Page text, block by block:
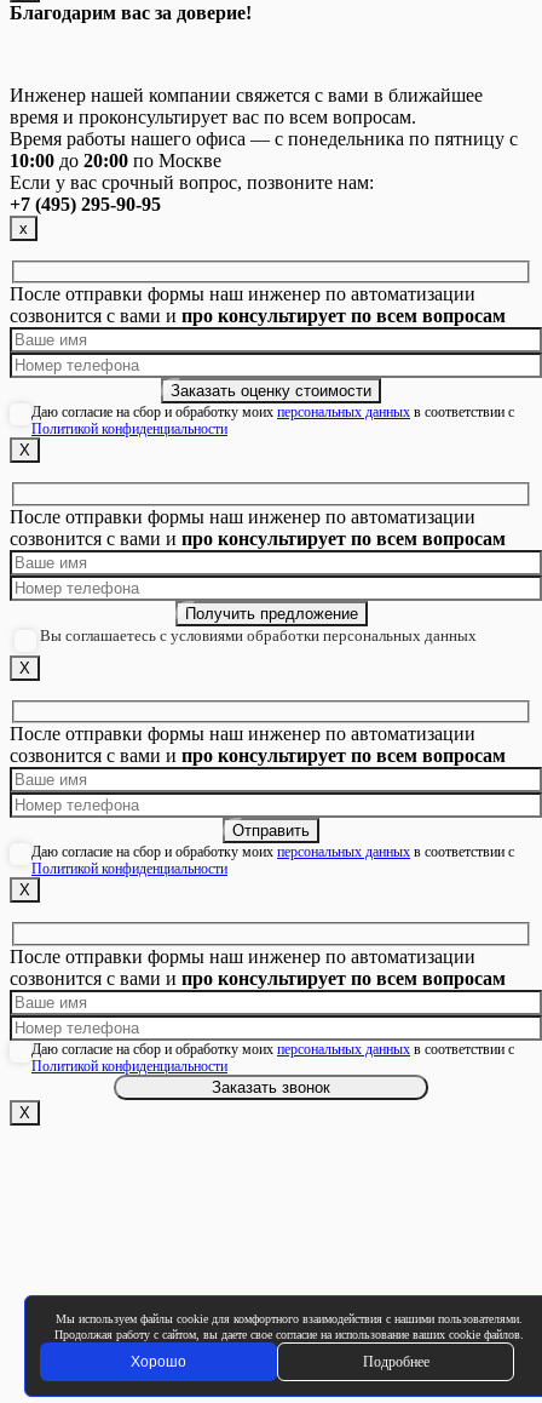
Мы используем файлы cookie для комфортного взаимодействия с нашими пользователями.
Продолжая работу с сайтом, вы даете свое согласие на использование ваших cookie файлов.
Хорошо Подробнее
Благодарим вас за доверие!
Инженер нашей компании свяжется с вами в ближайшее
время и проконсультирует вас по всем вопросам.
Время работы нашего офиса — с понедельника по пятницу с
10:00 до 20:00 по Москве
Если у вас срочный вопрос, позвоните нам:
+7 (495) 295-90-95
х
После отправки формы наш инженер по автоматизации
созвонится с вами и про консультирует по всем вопросам
Даю согласие на сбор и обработку моих персональных данных в соответствии с
Политикой конфиденциальности
Х
После отправки формы наш инженер по автоматизации
созвонится с вами и про консультирует по всем вопросам
Вы соглашаетесь с условиями обработки персональных данных
Х
После отправки формы наш инженер по автоматизации
созвонится с вами и про консультирует по всем вопросам
Даю согласие на сбор и обработку моих персональных данных в соответствии с
Политикой конфиденциальности
Х
После отправки формы наш инженер по автоматизации
созвонится с вами и про консультирует по всем вопросам
Даю согласие на сбор и обработку моих персональных данных в соответствии с
Политикой конфиденциальности
Х